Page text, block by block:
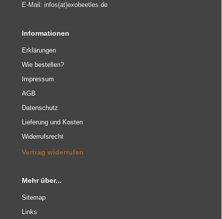
E-Mail: infos(at)exobeetles.de
Informationen
Erklärungen
Wie bestellen?
Impressum
AGB
Datenschutz
Lieferung und Kosten
Widerrufsrecht
Vertrag widerrufen
Mehr über...
Sitemap
Links